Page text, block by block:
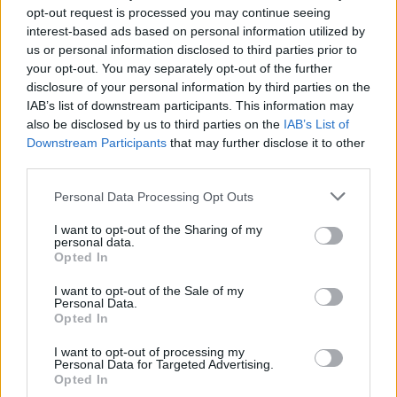
opt-out request is processed you may continue seeing
interest-based ads based on personal information utilized by
us or personal information disclosed to third parties prior to
your opt-out. You may separately opt-out of the further
disclosure of your personal information by third parties on the
IAB’s list of downstream participants. This information may
also be disclosed by us to third parties on the IAB’s List of
Downstream Participants that may further disclose it to other
Personal Data Processing Opt Outs
I want to opt-out of the Sharing of my
personal data.
Opted In
I want to opt-out of the Sale of my
Personal Data.
Opted In
I want to opt-out of processing my
Personal Data for Targeted Advertising.
Opted In
Manta b som ska räddas (kaross eller
delar sökes)
Senaste inlägget avTyfors torsdag 23:25iProjekt
Huggern goes big block with 427 ZL-1! 551 svar
Senaste inlägget av hugger69 torsdag 23:01iProjekt
Camaro som bruksbil?! 57 svar
Volkswagen split bus t1 1962
Golf Mk2 16v Turbo
Senaste inlägget av
Vw 1956 oval prosjekt 11 svar
Senaste inlägget av
Volvo 245 ?Turbo? 40 svar
Senaste inlägget av